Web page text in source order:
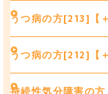
うつ病の方[213]【
うつ病の方[212]【
持続性気分障害の